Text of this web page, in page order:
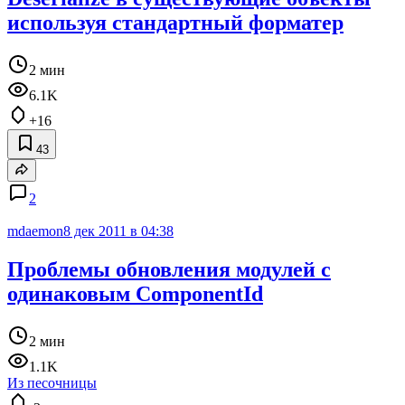
используя стандартный форматер
2 мин
6.1K
+16
43
2
mdaemon8 дек 2011 в 04:38
Проблемы обновления модулей с
одинаковым ComponentId
2 мин
1.1K
Из песочницы